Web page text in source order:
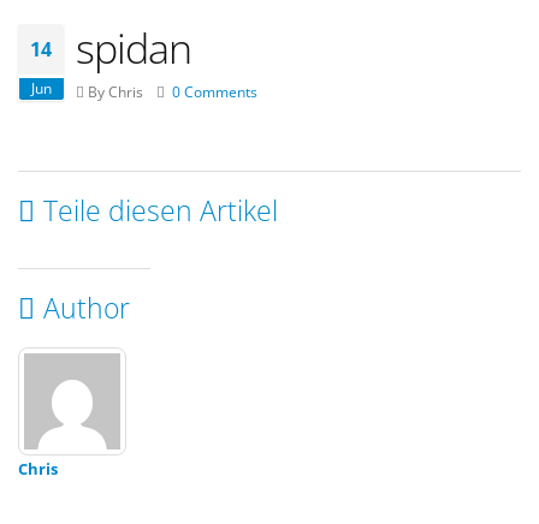
14
Jun
spidan
By Chris 0 Comments
Teile diesen Artikel
Author
Chris